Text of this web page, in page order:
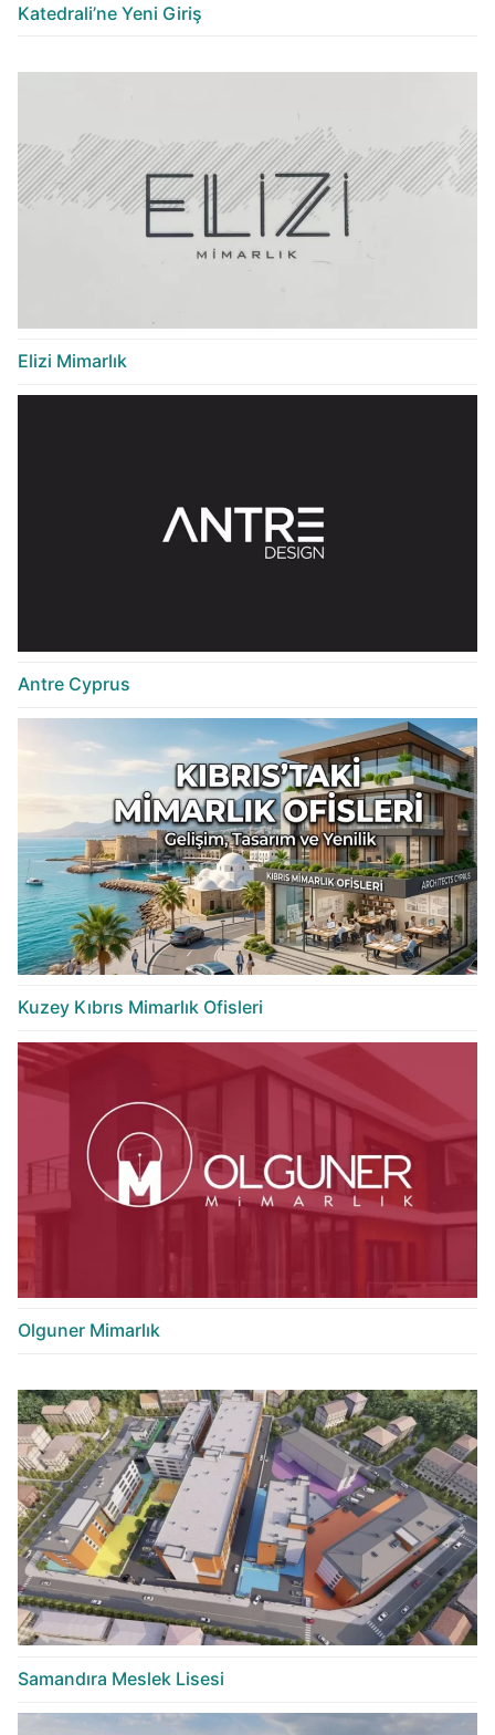
Katedrali’ne Yeni Giriş
Elizi Mimarlık
Antre Cyprus
Kuzey Kıbrıs Mimarlık Ofisleri
Olguner Mimarlık
Samandıra Meslek Lisesi